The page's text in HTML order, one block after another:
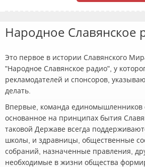
Народное Славянское
Это первое в истории Славянского
"Народное Славянское радио", у
рекламодателей и спонсоров,
делать.
Впервые, команда единомышленников
основанное на принципах бытия
таковой Державе всегда
школы, и здравницы, общественные
собраний, назначенные правления,
необходимые в жизни общества